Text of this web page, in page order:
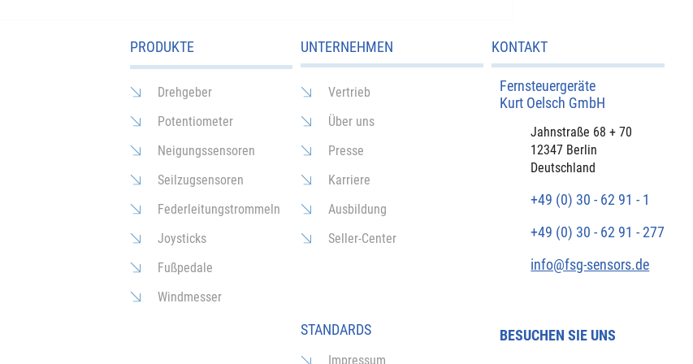
PRODUKTE UNTERNEHMEN KONTAKT
Drehgeber
Potentiometer
Neigungssensoren
Seilzugsensoren
Federleitungstrommeln
Joysticks
Fußpedale
Windmesser
Fernsteuergeräte
Kurt Oelsch GmbH​
​Jahnstraße 68 + 70
12347 Berlin
Deutschland
+49 (0) 30 - 62 91 - 1
+49 (0) 30 - 62 91 - 277
info@fsg-sensors.de
BESUCHEN SIE UNS
Vertrieb
Über uns
Presse
Karriere
Ausbildung
Seller-Center
STANDARDS
Impressum